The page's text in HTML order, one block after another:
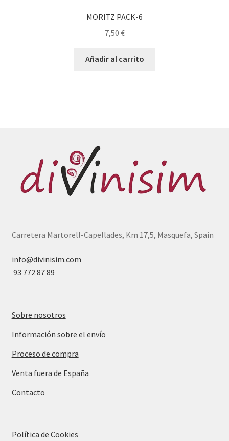
MORITZ PACK-6
7,50 €
Añadir al carrito
Carretera Martorell-Capellades, Km 17,5, Masquefa, Spain
info@divinisim.com
93 772 87 89
Sobre nosotros
Información sobre el envío
Proceso de compra
Venta fuera de España
Contacto
Política de Cookies